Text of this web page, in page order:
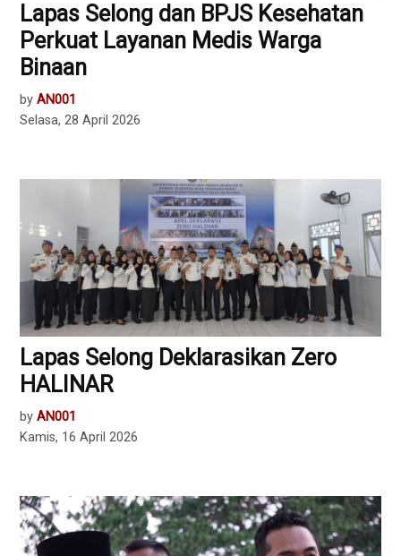
Lapas Selong dan BPJS Kesehatan
Perkuat Layanan Medis Warga
Binaan
by AN001
Selasa, 28 April 2026
Lapas Selong Deklarasikan Zero
HALINAR
by AN001
Kamis, 16 April 2026